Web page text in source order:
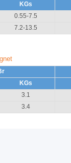
KGs
0.55-7.5
7.2-13.5
KGs
3.1
3.4